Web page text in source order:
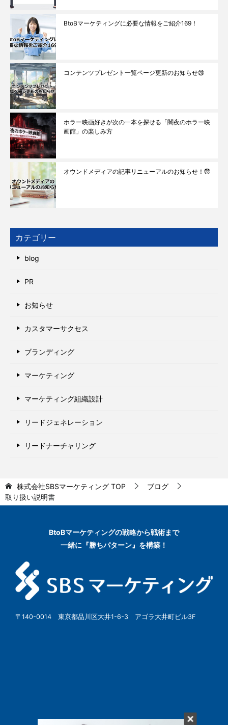
BtoBマーケティングに必要な情報をご紹介169！
コンテンツプレゼント一覧ページ更新のお知らせ㉓
ホラー映画好きが次の一本を探せる「闇夜のホラー映
画館」の楽しみ方
オウンドメディアの記事リニューアルのお知らせ！㉒
カテゴリー
blog
PR
お知らせ
カスタマーサクセス
ブランディング
マーケティング
マーケティング組織設計
リードジェネレーション
リードナーチャリング
株式会社SBSマーケティング TOP
ブログ
取り扱い説明書
BtoBマーケティングの戦略から戦術まで
一緒に『勝ちパターン』を構築！
〒140-0014 東京都品川区大井1-6-3 アゴラ大井町ビル3F